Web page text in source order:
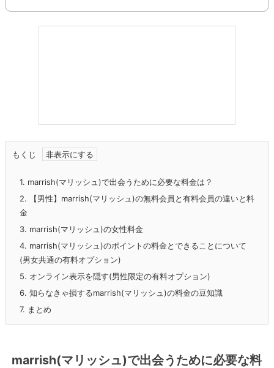
もくじ
1. marrish(マリッシュ)で出会うために必要な料金は？
2. 【男性】marrish(マリッシュ)の無料会員と有料会員の違いと料
金
3. marrish(マリッシュ)の女性料金
4. marrish(マリッシュ)のポイントの料金とできることについて
(男女共通の有料オプション)
5. オンライン表示を隠す(男性限定の有料オプション)
6. 知らなきゃ損するmarrish(マリッシュ)の料金の豆知識
7. まとめ
marrish(マリッシュ)で出会うために必要な料